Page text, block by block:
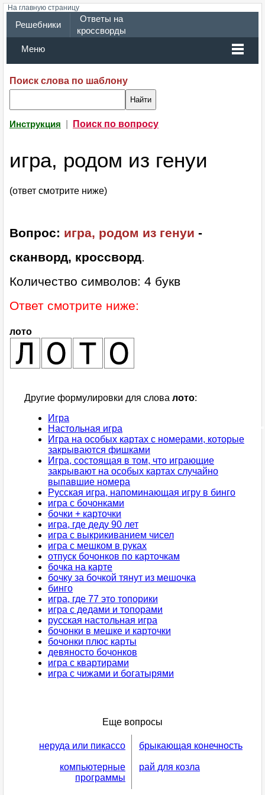
На главную страницу
Решебники
Ответы на
кроссворды
Меню
Поиск слова по шаблону
Инструкция Поиск по вопросу
игра, родом из генуи
(ответ смотрите ниже)
Вопрос: игра, родом из генуи -
сканворд, кроссворд.
Количество символов: 4 букв
Ответ смотрите ниже:
лото
Другие формулировки для слова лото:
Игра
Настольная игра
Игра на особых картах с номерами, которые
закрываются фишками
Игра, состоящая в том, что играющие
закрывают на особых картах случайно
выпавшие номера
Русская игра, напоминающая игру в бинго
игра с бочонками
бочки + карточки
игра, где деду 90 лет
игра с выкрикиванием чисел
игра с мешком в руках
отпуск бочонков по карточкам
бочка на карте
бочку за бочкой тянут из мешочка
бинго
игра, где 77 это топорики
игра с дедами и топорами
русская настольная игра
бочонки в мешке и карточки
бочонки плюс карты
девяносто бочонков
игра с квартирами
игра с чижами и богатырями
Еще вопросы
неруда или пикассо
компьютерные
программы
брыкающая конечность
рай для козла